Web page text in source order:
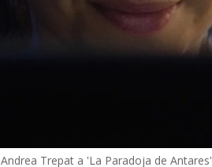
Andrea Trepat a 'La Paradoja de Antares'